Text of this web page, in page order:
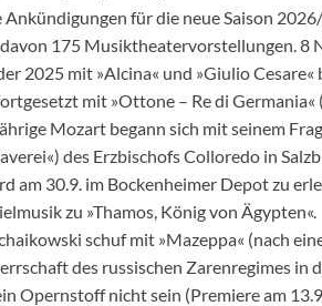
Ankündigungen für die neue Saison
175 Musiktheatervorstellungen. 8
2025 mit »Alcina« und »Giulio
mit »Ottone – Re di Germania«
Mozart begann sich mit seinem
des Erzbischofs Colloredo in
am 30.9. im Bockenheimer Depot zu
zu »Thamos, König von Ägypten«.
schuf mit »Mazeppa« (nach
des russischen Zarenregimes in
Opernstoff nicht sein (Premiere am